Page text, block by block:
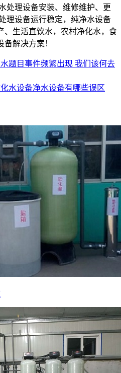
处理设备安装、维修维护、更
理设备运行稳定，纯净水设备
、生活直饮水，农村净化水，食
解决方案！
题目事件频繁出现 我们该何去
水设备净水设备有哪些误区